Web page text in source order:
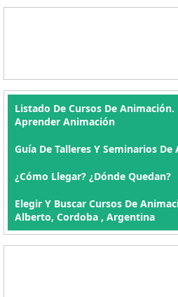
Listado De Cursos De
Aprender Animación
Guía De Talleres Y Seminarios
¿Cómo Llegar? ¿Dónde Quedan?
Elegir Y Buscar Cursos De
Alberto, Cordoba , Argentina